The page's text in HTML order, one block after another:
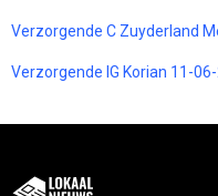
Verzorgende C Zuyderland
Verzorgende IG Korian 11-